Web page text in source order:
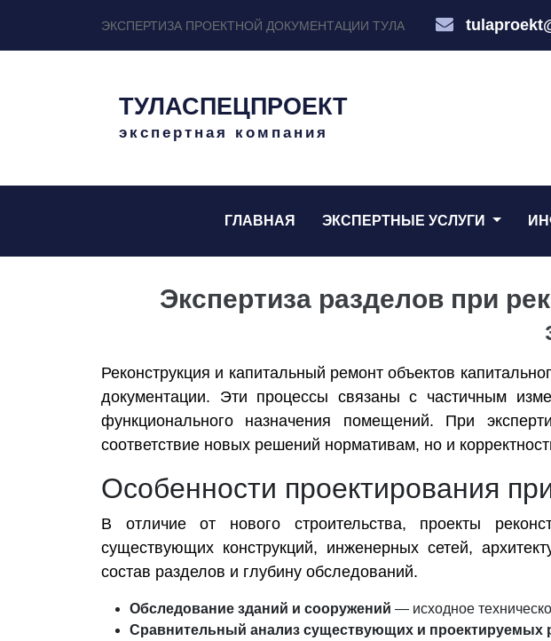
ЭКСПЕРТИЗА ПРОЕКТНОЙ ДОКУМЕНТАЦИИ ТУЛА
ТУЛАСПЕЦПРОЕКТ
экспертная компания
ГЛАВНАЯ ЭКСПЕРТНЫЕ УСЛУГИ
Экспертиза разделов при
Реконструкция и капитальный ремонт объектов
документации. Эти процессы связаны с частичным
функционального назначения помещений. При
соответствие новых решений нормативам, но и
Особенности проектирования
В отличие от нового строительства, проекты
существующих конструкций, инженерных сетей,
состав разделов и глубину обследований.
Обследование зданий и сооружений — исходное
Сравнительный анализ существующих и проектируемых